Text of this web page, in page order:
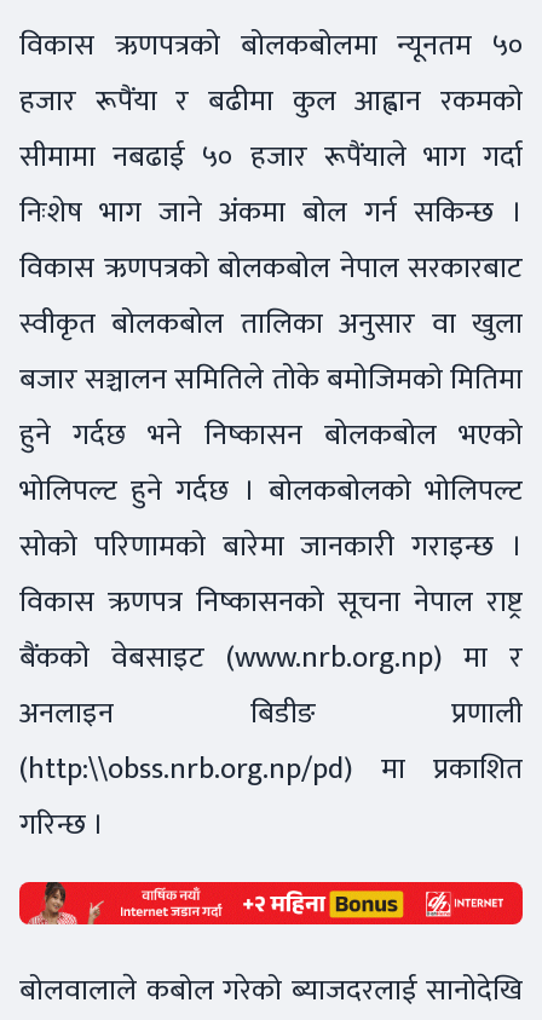
विकास ऋणपत्रको बोलकबोलमा न्यूनतम ५०
हजार रूपैंया र बढीमा कुल आह्वान रकमको
सीमामा नबढाई ५० हजार रूपैंयाले भाग गर्दा
निःशेष भाग जाने अंकमा बोल गर्न सकिन्छ ।
विकास ऋणपत्रको बोलकबोल नेपाल सरकारबाट
स्वीकृत बोलकबोल तालिका अनुसार वा खुला
बजार सञ्चालन समितिले तोके बमोजिमको मितिमा
हुने गर्दछ भने निष्कासन बोलकबोल भएको
भोलिपल्ट हुने गर्दछ । बोलकबोलको भोलिपल्ट
सोको परिणामको बारेमा जानकारी गराइन्छ ।
विकास ऋणपत्र निष्कासनको सूचना नेपाल राष्ट्र
बैंकको वेबसाइट (www.nrb.org.np) मा र
अनलाइन बिडीङ प्रणाली
(http:\\obss.nrb.org.np/pd) मा प्रकाशित
गरिन्छ ।
बोलवालाले कबोल गरेको ब्याजदरलाई सानोदेखि